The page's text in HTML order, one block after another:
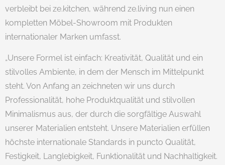
verbleibt bei ze.kitchen, während ze.living nun einen
kompletten Möbel-Showroom mit Produkten
internationaler Marken umfasst.
„Unsere Formel ist einfach: Kreativität, Qualität und ein
stilvolles Ambiente, in dem der Mensch im Mittelpunkt
steht. Von Anfang an zeichneten wir uns durch
Professionalität, hohe Produktqualität und stilvollen
Minimalismus aus, der durch die sorgfältige Auswahl
unserer Materialien entsteht. Unsere Materialien erfüllen
höchste internationale Standards in puncto Qualität,
Festigkeit, Langlebigkeit, Funktionalität und Nachhaltigkeit.